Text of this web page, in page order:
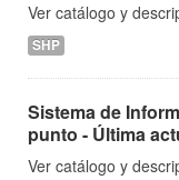
Ver catálogo y
SHP
Sistema de
punto - Última
Ver catálogo y